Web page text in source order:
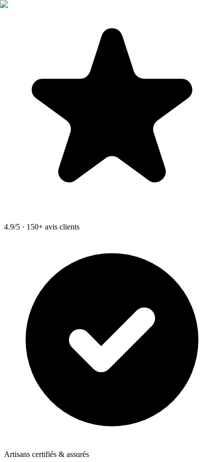
4.9/5 · 150+ avis clients
Artisans certifiés & assurés